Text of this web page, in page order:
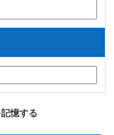
憶する